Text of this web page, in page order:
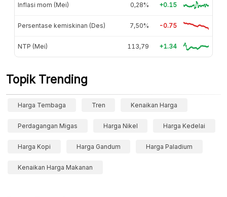
Inflasi mom (Mei) 0,28% +0.15
Persentase kemiskinan (Des) 7,50% -0.75
NTP (Mei) 113,79 +1.34
Topik Trending
Harga Tembaga Tren Kenaikan Harga
Perdagangan Migas Harga Nikel Harga Kedelai
Harga Kopi Harga Gandum Harga Paladium
Kenaikan Harga Makanan